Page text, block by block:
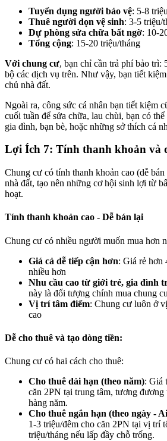
Tuyển dụng người bảo vệ: 5-8
Thuê người dọn vệ sinh: 3-5 triệu/
Dự phòng sửa chữa bất ngờ: 10-
Tổng cộng: 15-20 triệu/tháng
Với chung cư, bạn chỉ cần trả phí bảo trì:
bộ các dịch vụ trên. Như vậy, bạn tiết
chủ nhà đất.
Ngoài ra, công sức cá nhân bạn tiết kiệm
cuối tuần để sửa chữa, lau chùi, bạn có
gia đình, bạn bè, hoặc những sở thích cá
Lợi Ích 7: Tính thanh khoản và
Chung cư có tính thanh khoản cao (dễ
nhà đất, tạo nên những cơ hội sinh lợi từ
hoạt.
Tính thanh khoản cao - Dễ bán lại
Chung cư có nhiều người muốn mua hơn
Giá cả dễ tiếp cận hơn: Giá rẻ hơn
nhiều hơn
Nhu cầu cao từ giới trẻ, gia đình
này là đối tượng chính mua chung
Vị trí tâm điểm: Chung cư luôn ở
cao
Dễ cho thuê và tạo dòng tiền:
Chung cư có hai cách cho thuê:
Cho thuê dài hạn (theo năm): Giá
căn 2PN tại trung tâm, tương
hàng năm.
Cho thuê ngắn hạn (theo ngày -
1-3 triệu/đêm cho căn 2PN tại vị trí
triệu/tháng nếu lấp đầy chỗ trống.